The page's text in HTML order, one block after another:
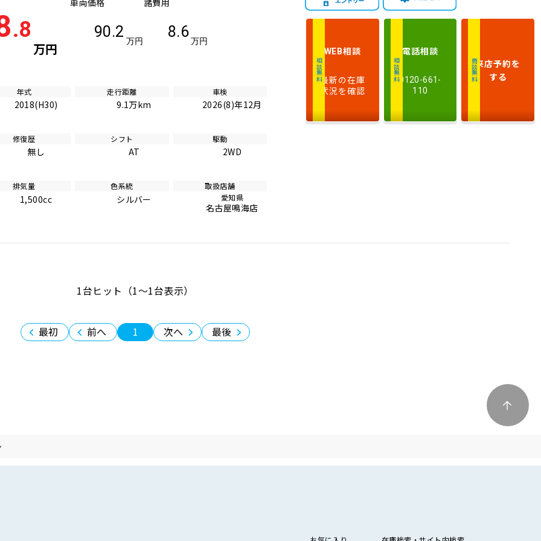
式
新しい順
行
少ない順
排
量
.8
万円
90.2
万円
8.6
万円
年式
2018(H30)
走行距離
9.1万km
車検
2026(8)年12月
修復歴
無し
シフト
AT
駆動
2WD
排気量
1,500cc
色系統
シルバー
取扱店舗
愛知県
名古屋鳴海店
相談無料
WEB相談
最新の在庫
状況を確認
相談無料
電話相談
0120-661-
110
商談無料来店予約を
する
1台ヒット（1〜1台表示）
最初 前へ 1 次へ 最後